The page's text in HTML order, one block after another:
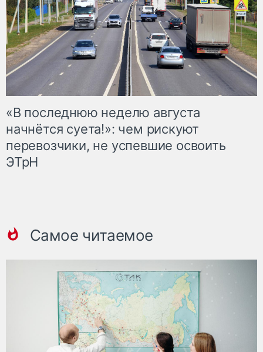
«В последнюю неделю августа
начнётся суета!»: чем рискуют
перевозчики, не успевшие освоить
ЭТрН
Самое читаемое